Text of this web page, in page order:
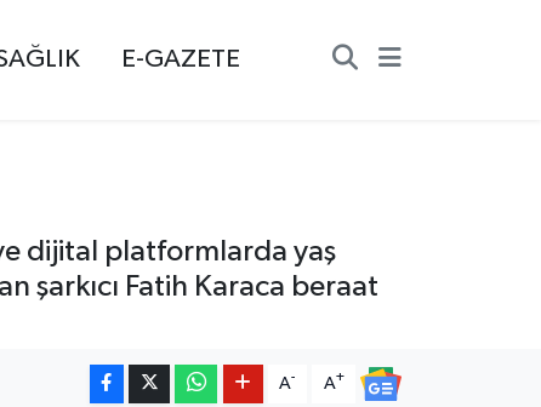
E-GAZETE
dijital platformlarda yaş
şarkıcı Fatih Karaca beraat
A- A+